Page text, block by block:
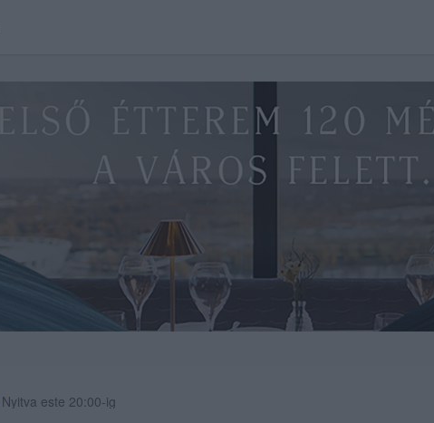
Nyitva este 20:00-ig